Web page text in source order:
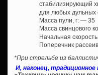
стабилизирующий
для любых дульных
Масса пули, г: — 35
Масса свинцового
Начальная
Поперечник
*При стрельбе из
И, наконец, традиционное